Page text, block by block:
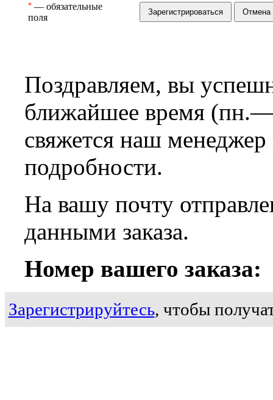
* — обязательные
поля
Поздравляем, вы
ближайшее время
свяжется наш
подробности.
На вашу почту
данными заказа.
Номер вашего заказа:
Зарегистрируйтесь, чтобы